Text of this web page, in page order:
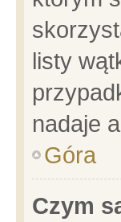
listy
nadaje
Góra
Czym